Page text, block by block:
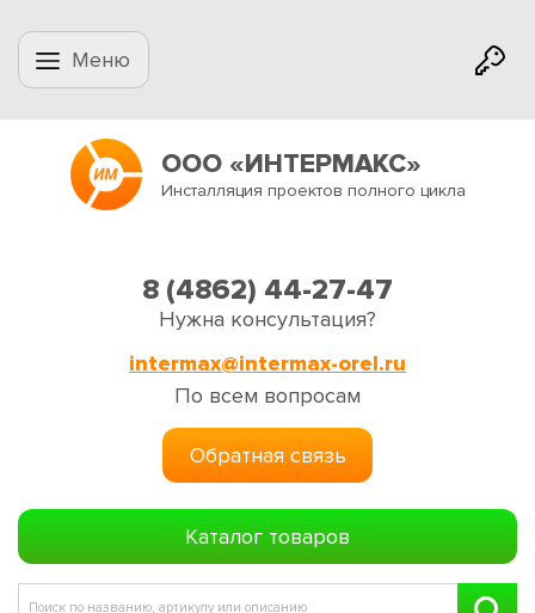
Меню
ООО «ИНТЕРМАКС»
Инсталляция проектов полного цикла
8 (4862) 44-27-47
Нужна консультация?
intermax@intermax-orel.ru
По всем вопросам
Обратная связь
Каталог товаров